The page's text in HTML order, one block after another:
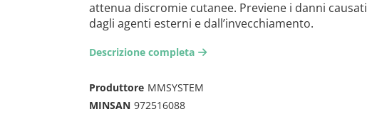
attenua discromie cutanee. Previene i danni causati
dagli agenti esterni e dall’invecchiamento.
Descrizione completa arrow-right2
Produttore MMSYSTEM
MINSAN 972516088